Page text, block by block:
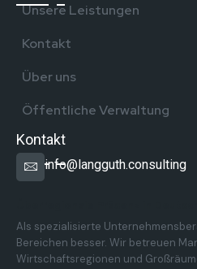
Unsere Leistungen
Kontakt
Über uns
Öffentliche Verwaltung
Kontakt
info@langguth.consulting
Als spezialisierte
Bereichen besser. Wir betreuen
Wirtschaftsregionen und